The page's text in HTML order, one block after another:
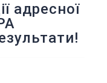
адресної